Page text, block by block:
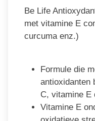
Be Life
met vitamine E
curcuma enz.)
Formule die
antioxidanten
C, vitamine E
Vitamine E